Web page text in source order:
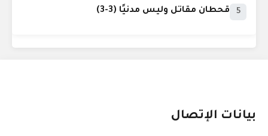
5 قحطان مقاتل وليس مدنيًا (3-3)
بيانات الإتصال